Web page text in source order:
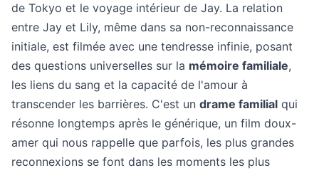
de Tokyo et le voyage intérieur de Jay. La relation
entre Jay et Lily, même dans sa non-reconnaissance
initiale, est filmée avec une tendresse infinie, posant
des questions universelles sur la mémoire familiale,
les liens du sang et la capacité de l'amour à
transcender les barrières. C'est un drame familial qui
résonne longtemps après le générique, un film doux-
amer qui nous rappelle que parfois, les plus grandes
reconnexions se font dans les moments les plus